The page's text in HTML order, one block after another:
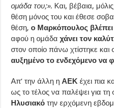
ομάδα του;». Και, βέβαια,
θέση μόνος του και έθεσε
θέση,ο Μαρκόπουλος
αφού η ομάδαχάνει τον
στον οποίο πάνω χτίστηκε και
αυξημένο το ενδεχόμενο να
Απ’ την άλλη ηΑΕΚ έχει πια
ως το τέλος να παλέψει για
Ηλυσιακό την ερχόμενη